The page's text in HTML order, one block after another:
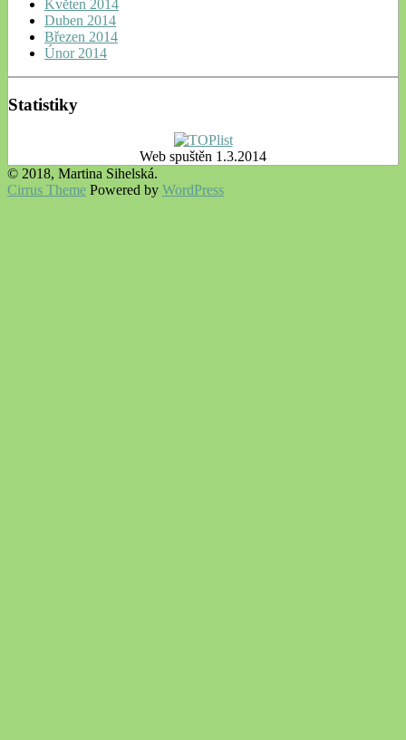
Květen 2014
Duben 2014
Březen 2014
Únor 2014
Statistiky
Web spuštěn 1.3.2014
© 2018, Martina Sihelská.
Cirrus Theme Powered by WordPress